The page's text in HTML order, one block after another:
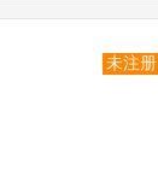
未注册